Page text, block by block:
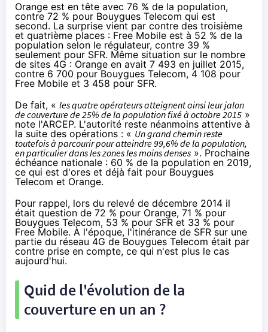
Orange est en tête avec 76 % de la population,
contre 72 % pour Bouygues Telecom qui est
second. La surprise vient par contre des troisième
et quatrième places : Free Mobile est à 52 % de la
population selon le régulateur, contre 39 %
seulement pour SFR. Même situation sur le nombre
de sites 4G : Orange en avait 7 493 en juillet 2015,
contre 6 700 pourBouygues Telecom, 4 108 pour
Free Mobile et 3 458 pour SFR.
De fait, « les quatre opérateurs atteignent ainsi leur jalon
de couverture de 25% de la population fixé à octobre 2015 »
note l'ARCEP. L'autorité reste néanmoins attentive à
la suite des opérations : « Un grand chemin reste
toutefois à parcourir pour atteindre 99,6% de la population,
en particulier dans les zones les moins denses ». Prochaine
échéance nationale : 60 % de la population en 2019,
ce qui est d'ores et déjà fait pour Bouygues
Telecom et Orange.
Pour rappel, lors du relevé de décembre 2014 il
était question de 72 % pour Orange, 71 % pour
Bouygues Telecom, 53 % pour SFR et 33 % pour
Free Mobile. À l'époque, l'itinérance de SFR sur une
partie du réseau 4G de Bouygues Telecom était par
contre prise en compte, ce qui n'est plus le cas
aujourd'hui.
Quid de l'évolution de la
couverture en un an ?